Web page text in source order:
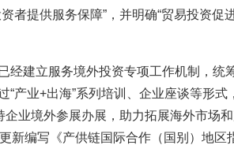
者提供服务保障”，并明确“贸易投资
建立服务境外投资专项工作机制，
“产业+出海”系列培训、企业座谈等形
企业境外参展办展，助力拓展海外市场
编写《产供链国际合作（国别）地区